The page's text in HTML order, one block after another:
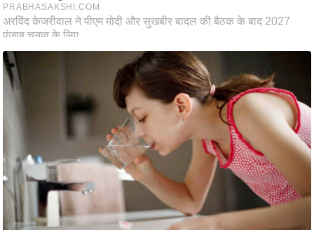
रि
ले
श
न
शि
नी
ति
वि
श्ले